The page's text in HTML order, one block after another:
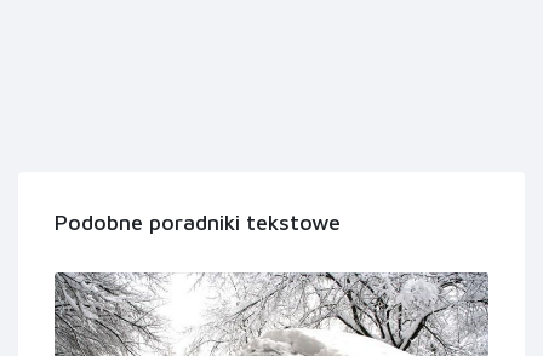
Podobne poradniki tekstowe